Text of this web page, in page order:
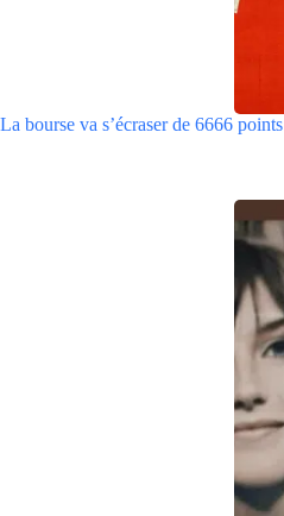
La bourse va s’écraser de 6666 points